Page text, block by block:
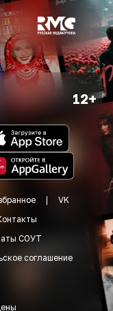
12+
VK
СОУТ
соглашение